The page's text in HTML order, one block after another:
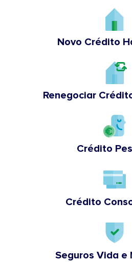
Novo Crédito
Renegociar
Crédito
Crédito
Seguros Vida e